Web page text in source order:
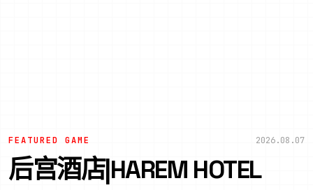
FEATURED GAME 2026.08.07
后宫酒店|HAREM HOTEL